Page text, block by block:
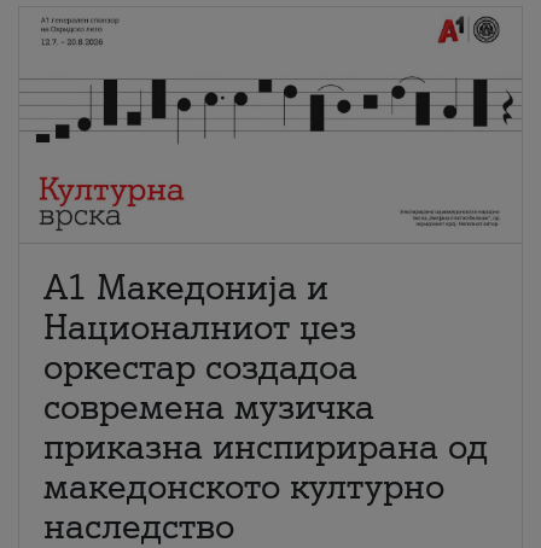
А1 Македонија и
Националниот џез
оркестар создадоа
современа музичка
приказна инспирирана од
македонското културно
наследство